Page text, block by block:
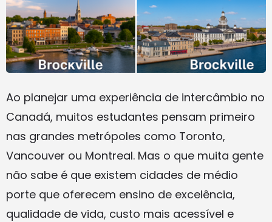
Ao planejar uma experiência de intercâmbio no
Canadá, muitos estudantes pensam primeiro
nas grandes metrópoles como Toronto,
Vancouver ou Montreal. Mas o que muita gente
não sabe é que existem cidades de médio
porte que oferecem ensino de excelência,
qualidade de vida, custo mais acessível e